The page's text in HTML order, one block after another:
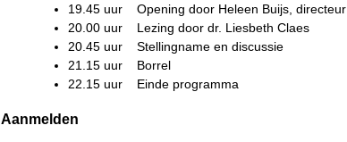
19.45 uur Opening door Heleen Buijs,
20.00 uur Lezing door dr. Liesbeth Claes
20.45 uur Stellingname en discussie
21.15 uur Borrel
22.15 uur Einde programma
Aanmelden